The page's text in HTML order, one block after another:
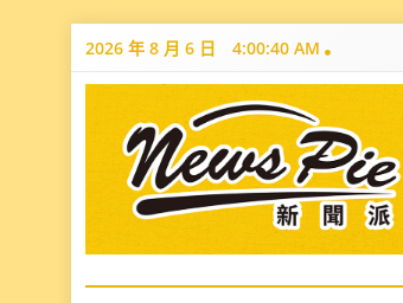
Skip
2026 年 8 月 6 日 4:00:41 AM
News Pie
最有料的新聞